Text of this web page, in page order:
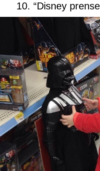
10. “Disney